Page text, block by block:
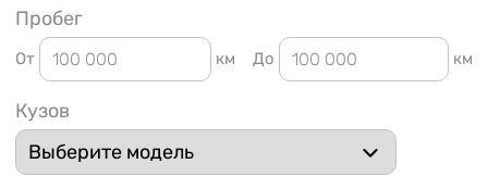
Пробег
От км До км
Кузов